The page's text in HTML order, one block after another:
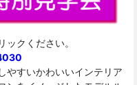
クください。
やすいかわいいインテリア